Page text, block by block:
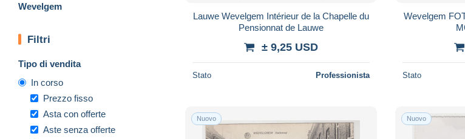
Wevelgem
Filtri
Tipo di vendita
In corso
Prezzo fisso
Asta con offerte
Aste senza offerte
Lauwe Wevelgem Intérieur de la Chapelle du
Pensionnat de Lauwe
± 9,25 USD
Stato Professionista
Wevelgem FOTO Van Butsele's Molen 1980
Stato
Nuovo Nuovo